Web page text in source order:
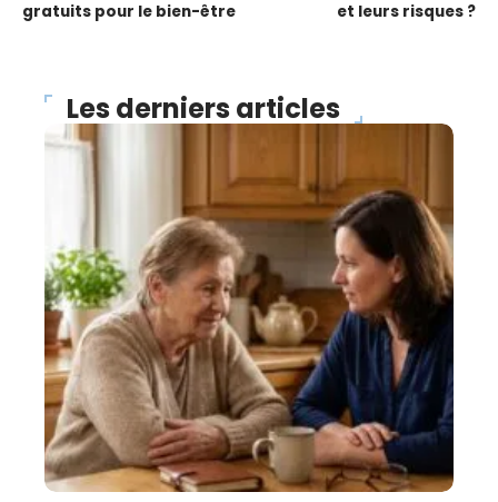
gratuits pour le bien-être
et leurs risques ?
Les derniers articles